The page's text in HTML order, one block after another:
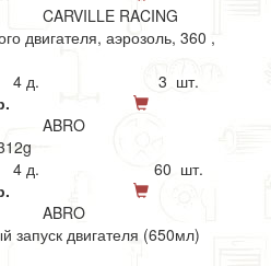
CARVILLE RACING
двигателя, аэрозоль, 360 ,
4 д.
3 шт.
ABRO
4 д.
60 шт.
ABRO
запуск двигателя (650мл)